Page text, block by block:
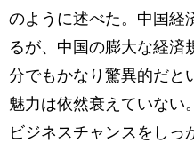
のように述べた。中国経
るが、中国の膨大な経済
分でもかなり驚異的だと
魅力は依然衰えていない
ビジネスチャンスをしっ